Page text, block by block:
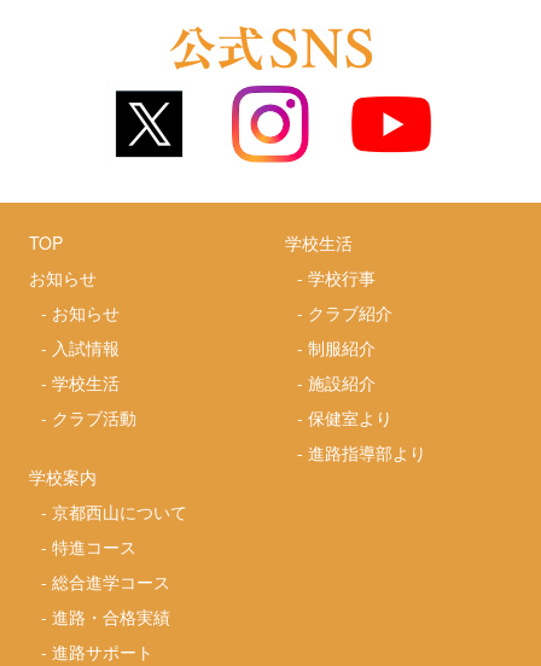
TOP
お知らせ
- お知らせ
- 入試情報
-学校生活
- クラブ活動
学校案内
-京都西山について
-特進コース
-総合進学コース
-進路・合格実績
-進路サポート
学校生活
-学校行事
- クラブ紹介
-制服紹介
-施設紹介
-保健室より
-進路指導部より